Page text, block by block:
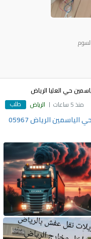
حي العليا الرياض
منذ 5 ساعات
الرياض طلب
دينا توصيل اثاث الي جمعيه خيريه حي الياسمين الرياض 05967